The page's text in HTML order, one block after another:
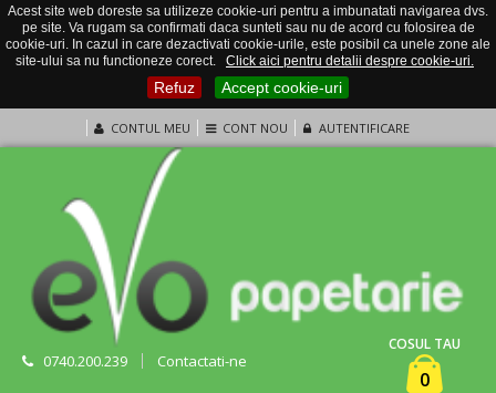
Acest site web doreste sa utilizeze cookie-uri pentru a imbunatati navigarea dvs.
pe site. Va rugam sa confirmati daca sunteti sau nu de acord cu folosirea de
cookie-uri. In cazul in care dezactivati cookie-urile, este posibil ca unele zone ale
site-ului sa nu functioneze corect.
Click aici pentru detalii despre cookie-uri.
Refuz Accept cookie-uri
CONTUL MEU CONT NOU AUTENTIFICARE
0740.200.239 Contactati-ne
COSUL TAU
0